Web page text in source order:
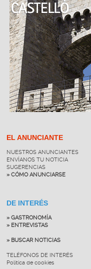
EL ANUNCIANTE
NUESTROS ANUNCIANTES
ENVÍANOS TU NOTICIA
SUGERENCIAS
» CÓMO ANUNCIARSE
DE INTERÉS
» GASTRONOMÍA
» ENTREVISTAS
» BUSCAR NOTICIAS
TELÉFONOS DE INTERÉS
Política de cookies